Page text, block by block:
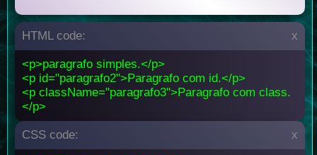
HTML code: x
<p>paragrafo simples.</p>
<p id="paragrafo2">Paragrafo com id.</p>
<p className="paragrafo3">Paragrafo com class.
</p>
CSS code: x